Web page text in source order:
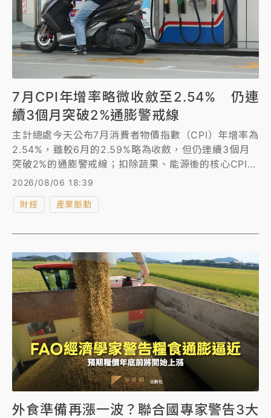
7月CPI年增率略微收斂至2.54% 仍連
續3個月突破2%通膨警戒線
主計總處今天公布7月消費者物價指數（CPI）年增率為
2.54%，雖較6月的2.59%略為收斂，但仍連續3個月
突破2%的通膨警戒線；扣除蔬果、能源後的核心CPI則
為2.38%，漲幅同步下滑。
2026/08/06 18:39
財經 產業脈動
外食準備再漲一波？聯合國專家警告3大